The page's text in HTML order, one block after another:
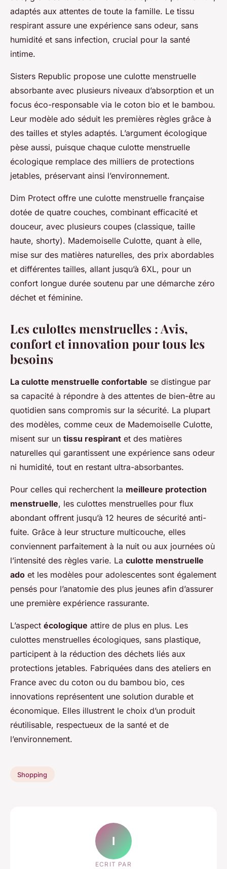
adaptés aux attentes de toute la famille. Le tissu
respirant assure une expérience sans odeur, sans
humidité et sans infection, crucial pour la santé
intime.
Sisters Republic propose une culotte menstruelle
absorbante avec plusieurs niveaux d’absorption et un
focus éco-responsable via le coton bio et le bambou.
Leur modèle ado séduit les premières règles grâce à
des tailles et styles adaptés. L’argument écologique
pèse aussi, puisque chaque culotte menstruelle
écologique remplace des milliers de protections
jetables, préservant ainsi l’environnement.
Dim Protect offre une culotte menstruelle française
dotée de quatre couches, combinant efficacité et
douceur, avec plusieurs coupes (classique, taille
haute, shorty). Mademoiselle Culotte, quant à elle,
mise sur des matières naturelles, des prix abordables
et différentes tailles, allant jusqu’à 6XL, pour un
confort longue durée soutenu par une démarche zéro
déchet et féminine.
Les culottes menstruelles : Avis,
confort et innovation pour tous les
besoins
La culotte menstruelle confortable se distingue par
sa capacité à répondre à des attentes de bien-être au
quotidien sans compromis sur la sécurité. La plupart
des modèles, comme ceux de Mademoiselle Culotte,
misent sur un tissu respirant et des matières
naturelles qui garantissent une expérience sans odeur
ni humidité, tout en restant ultra-absorbantes.
Pour celles qui recherchent la meilleure protection
menstruelle, les culottes menstruelles pour flux
abondant offrent jusqu’à 12 heures de sécurité anti-
fuite. Grâce à leur structure multicouche, elles
conviennent parfaitement à la nuit ou aux journées où
l’intensité des règles varie. La culotte menstruelle
ado et les modèles pour adolescentes sont également
pensés pour l’anatomie des plus jeunes afin d’assurer
une première expérience rassurante.
L’aspect écologique attire de plus en plus. Les
culottes menstruelles écologiques, sans plastique,
participent à la réduction des déchets liés aux
protections jetables. Fabriquées dans des ateliers en
France avec du coton ou du bambou bio, ces
innovations représentent une solution durable et
économique. Elles illustrent le choix d’un produit
réutilisable, respectueux de la santé et de
l’environnement.
Shopping
I
ECRIT PAR